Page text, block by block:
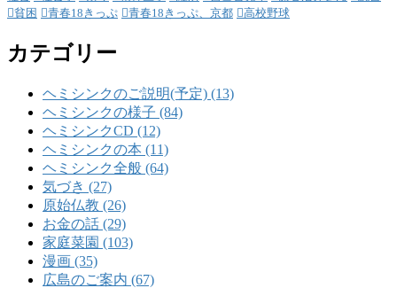
貧困
青春18きっぷ 青春18きっぷ、京都 高校野球
カテゴリー
ヘミシンクのご説明(予定) (13)
ヘミシンクの様子 (84)
ヘミシンクCD (12)
ヘミシンクの本 (11)
ヘミシンク全般 (64)
気づき (27)
原始仏教 (26)
お金の話 (29)
家庭菜園 (103)
漫画 (35)
広島のご案内 (67)